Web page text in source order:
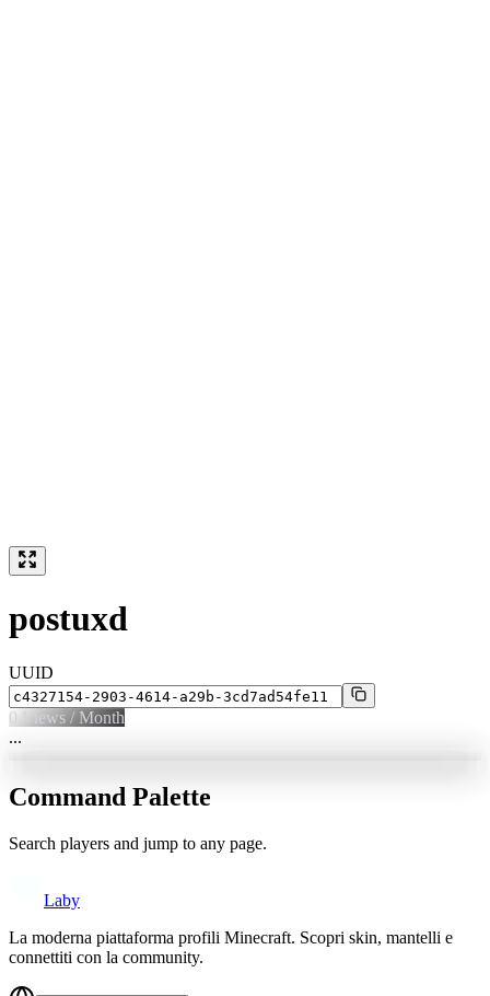
postuxd
UUID
0 Views / Month
...
Command Palette
Search players and jump to any page.
Laby
La moderna piattaforma profili Minecraft. Scopri skin, mantelli e
connettiti con la community.